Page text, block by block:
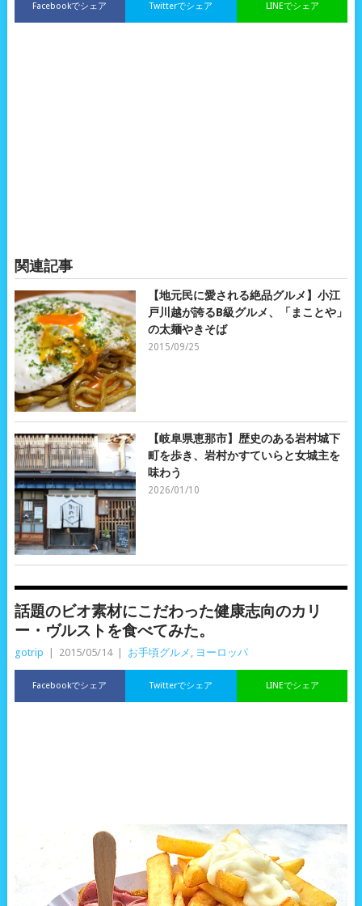
Facebookでシェア LINEでシェア
Twitterでシェア
関連記事
【地元民に愛される絶品グルメ】小江
戸川越が誇るB級グルメ、「まことや」
の太麺やきそば
2015/09/25
【岐阜県恵那市】歴史のある岩村城下
町を歩き、岩村かすていらと女城主を
味わう
2026/01/10
話題のビオ素材にこだわった健康志向のカリ
ー・ヴルストを食べてみた。
gotrip 2015/05/14 お手頃グルメ , ヨーロッパ
Facebookでシェア LINEでシェア
Twitterでシェア